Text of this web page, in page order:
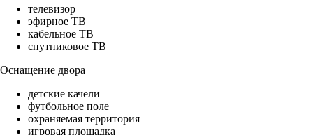
телевизор
эфирное ТВ
кабельное ТВ
спутниковое ТВ
Оснащение двора
детские качели
футбольное поле
охраняемая территория
игровая площадка